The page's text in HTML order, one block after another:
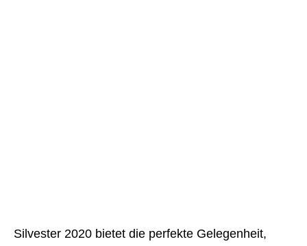
Silvester 2020 bietet die perfekte Gelegenheit,